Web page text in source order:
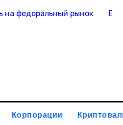
на федеральный рынок
Корпорации